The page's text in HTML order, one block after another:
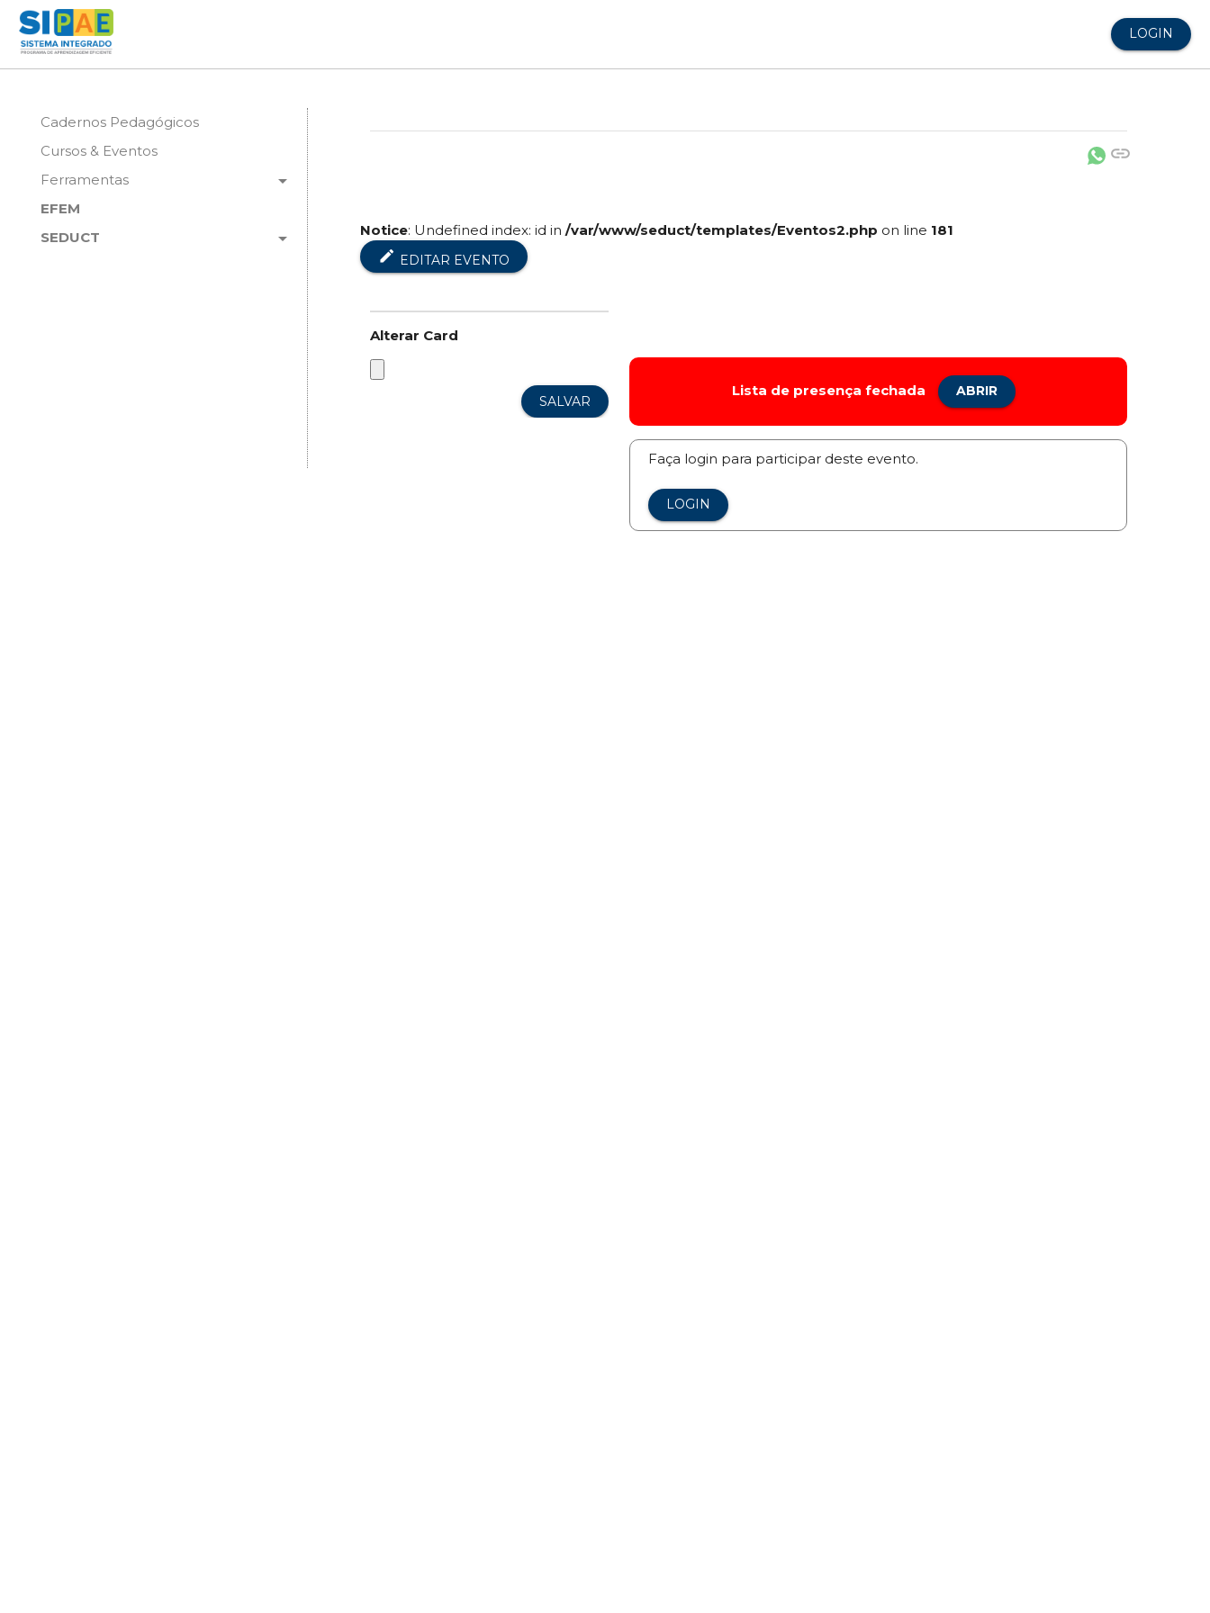
LOGIN
Cadernos Pedagógicos
Cursos & Eventos
arrow_drop_down
Ferramentas
EFEM
arrow_drop_down
SEDUCT
link
Notice: Undefined index: id in /var/www/seduct/templates/Eventos2.php on line 181
edit EDITAR EVENTO
Alterar Card
Lista de presença fechada ABRIR
Faça login para participar deste evento.
LOGIN